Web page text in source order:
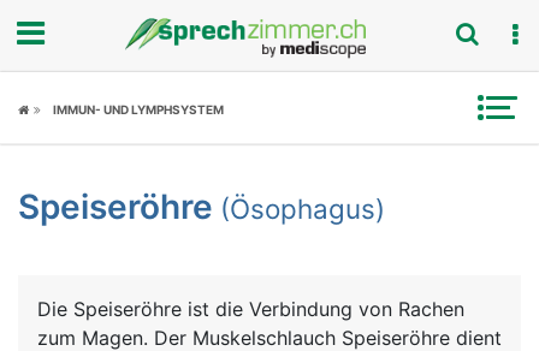
Fokus
Symptome
News
IMMUN- UND LYMPHSYSTEM
Speiseröhre (Ösophagus)
Die Speiseröhre ist die Verbindung von Rachen
zum Magen. Der Muskelschlauch Speiseröhre dient